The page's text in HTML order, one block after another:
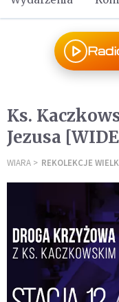
Ks.
Jezusa
WIARA REKOLEKCJE